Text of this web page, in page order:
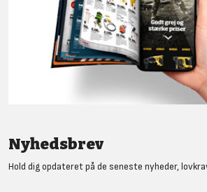
Nyhedsbrev
Hold dig opdateret på de seneste nyheder,